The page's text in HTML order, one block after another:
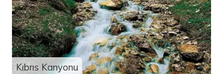
Kıbrıs Kanyonu